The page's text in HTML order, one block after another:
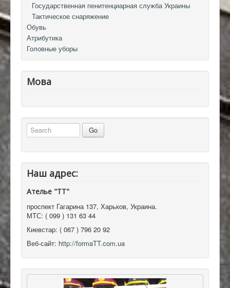
Государственная пенитенциарная служба Украины
Тактическое снаряжение
Обувь
Атрибутика
Головные уборы
Мова
Наш адрес:
Ателье "ТТ"
проспект Гагарина 137, Харьков, Украина.
МТС: ( 099 ) 131 63 44
Киевстар: ( 067 ) 796 20 92
Веб-сайт: http://formaTT.com.ua